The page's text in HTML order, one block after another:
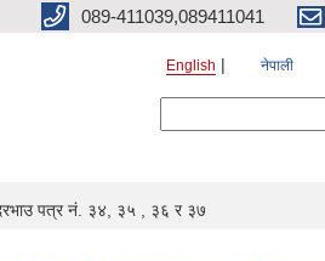
089-411039,089411041
English नेपाली
दरभाउ पत्र नं. ३४, ३५ , ३६ र ३७